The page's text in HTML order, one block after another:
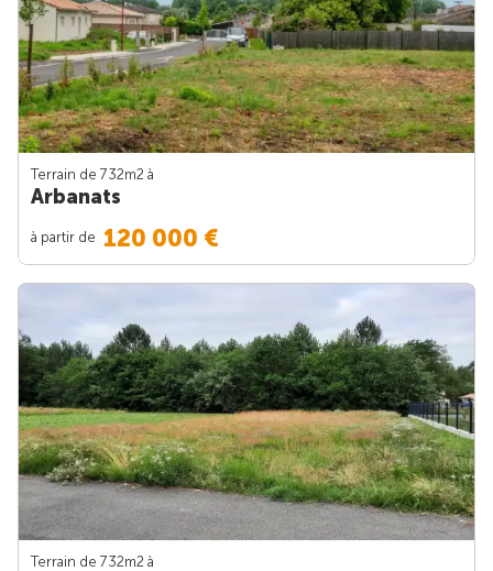
Terrain de 732m2 à
Arbanats
à partir de 120 000 €
Terrain de 732m2 à